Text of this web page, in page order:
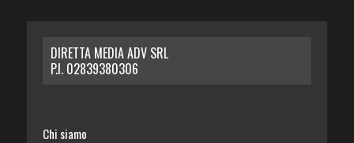
DIRETTA MEDIA ADV SRL
P.I. 02839380306
Chi siamo